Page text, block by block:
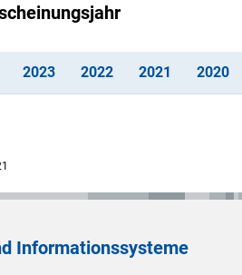
Link)
2023(interner Link)
2022(interner Link)
2021 (interner
2020
Informationssysteme